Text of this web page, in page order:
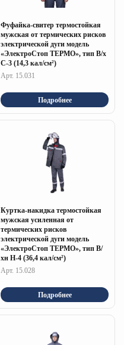
Фуфайка-свитер термостойкая
мужская от термических рисков
электрической дуги модель
«ЭлектроСтоп ТЕРМО», тип В/х
С-3 (14,3 кал/см²)
Арт. 15.031
Подробнее
Куртка-накидка термостойкая
мужская усиленная от
термических рисков
электрической дуги модель
«ЭлектроСтоп ТЕРМО», тип В/
хн Н-4 (36,4 кал/см²)
Арт. 15.028
Подробнее